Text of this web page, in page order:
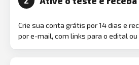
Crie sua conta grátis por 14 dias e
por e-mail, com links para o edital ou